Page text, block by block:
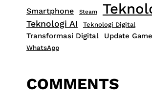
Smartphone Steam
Teknologi AI Teknologi Digital
Transformasi Digital Update Game
WhatsApp
COMMENTS